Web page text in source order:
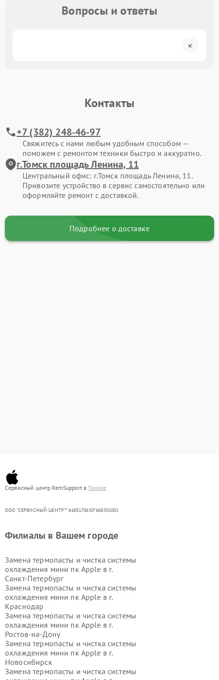
Вопросы и ответы
Контакты
+7 (382) 248-46-97
Свяжитесь с нами любым удобным способом —
поможем с ремонтом техники быстро и аккуратно.
г.Томск площадь Ленина, 11
Центральный офис: г.Томск площадь Ленина, 11.
Привозите устройство в сервис самостоятельно или
оформляйте ремонт с доставкой.
Подробнее о доставке
Сервисный центр RemSupport вТомске
ООО "СЕРВИСНЫЙ ЦЕНТР"* 6685170650*668501001
Филиалы в Вашем городе
Замена термопасты и чистка системы
охлаждения мини пк Apple в г.
Санкт-Петербург
Замена термопасты и чистка системы
охлаждения мини пк Apple в г.
Краснодар
Замена термопасты и чистка системы
охлаждения мини пк Apple в г.
Ростов-на-Дону
Замена термопасты и чистка системы
охлаждения мини пк Apple в г.
Новосибирск
Замена термопасты и чистка системы